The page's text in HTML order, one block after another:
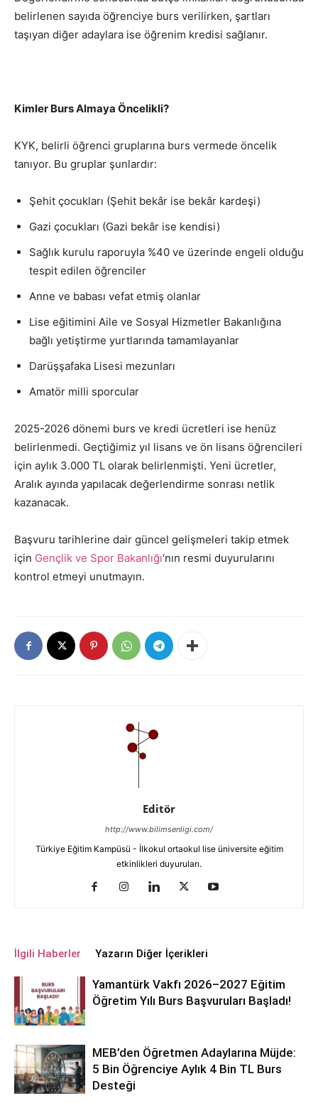
belirlenen sayıda öğrenciye burs verilirken, şartları
taşıyan diğer adaylara ise öğrenim kredisi sağlanır.
Kimler Burs Almaya Öncelikli?
KYK, belirli öğrenci gruplarına burs vermede öncelik
tanıyor. Bu gruplar şunlardır:
Şehit çocukları (Şehit bekâr ise bekâr kardeşi)
Gazi çocukları (Gazi bekâr ise kendisi)
Sağlık kurulu raporuyla %40 ve üzerinde engeli olduğu
tespit edilen öğrenciler
Anne ve babası vefat etmiş olanlar
Lise eğitimini Aile ve Sosyal Hizmetler Bakanlığına
bağlı yetiştirme yurtlarında tamamlayanlar
Darüşşafaka Lisesi mezunları
Amatör milli sporcular
2025-2026 dönemi burs ve kredi ücretleri ise henüz
belirlenmedi. Geçtiğimiz yıl lisans ve ön lisans öğrencileri
için aylık 3.000 TL olarak belirlenmişti. Yeni ücretler,
Aralık ayında yapılacak değerlendirme sonrası netlik
kazanacak.
Başvuru tarihlerine dair güncel gelişmeleri takip etmek
için Gençlik ve Spor Bakanlığı‘nın resmi duyurularını
kontrol etmeyi unutmayın.
Editör
http://www.bilimsenligi.com/
Türkiye Eğitim Kampüsü - İlkokul ortaokul lise üniversite eğitim
etkinlikleri duyuruları.
İlgili Haberler Yazarın Diğer İçerikleri
Yamantürk Vakfı 2026–2027 Eğitim
Öğretim Yılı Burs Başvuruları Başladı!
MEB’den Öğretmen Adaylarına Müjde:
5 Bin Öğrenciye Aylık 4 Bin TL Burs
Desteği